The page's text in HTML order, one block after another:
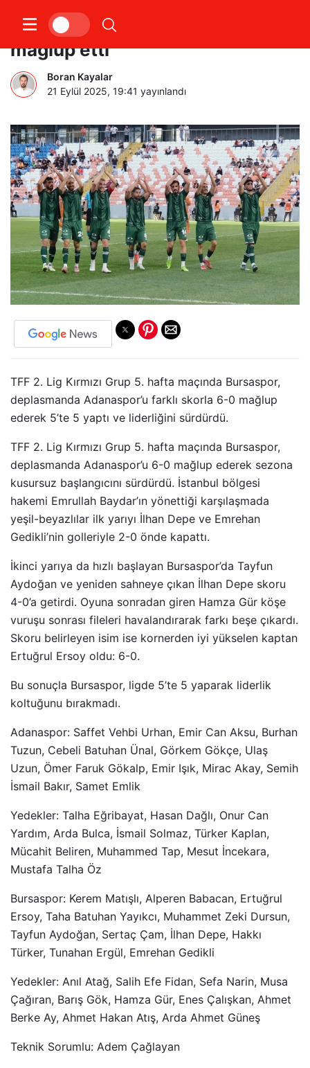
Bursaspor, Adanaspor’u 6-0
mağlup etti
Boran Kayalar
21 Eylül 2025, 19:41 yayınlandı
TFF 2. Lig Kırmızı Grup 5. hafta maçında Bursaspor,
deplasmanda Adanaspor’u farklı skorla 6-0 mağlup
ederek 5’te 5 yaptı ve liderliğini sürdürdü.
TFF 2. Lig Kırmızı Grup 5. hafta maçında Bursaspor,
deplasmanda Adanaspor’u 6-0 mağlup ederek sezona
kusursuz başlangıcını sürdürdü. İstanbul bölgesi
hakemi Emrullah Baydar’ın yönettiği karşılaşmada
yeşil-beyazlılar ilk yarıyı İlhan Depe ve Emrehan
Gedikli’nin golleriyle 2-0 önde kapattı.
İkinci yarıya da hızlı başlayan Bursaspor’da Tayfun
Aydoğan ve yeniden sahneye çıkan İlhan Depe skoru
4-0’a getirdi. Oyuna sonradan giren Hamza Gür köşe
vuruşu sonrası fileleri havalandırarak farkı beşe çıkardı.
Skoru belirleyen isim ise kornerden iyi yükselen kaptan
Ertuğrul Ersoy oldu: 6-0.
Bu sonuçla Bursaspor, ligde 5’te 5 yaparak liderlik
koltuğunu bırakmadı.
Adanaspor: Saffet Vehbi Urhan, Emir Can Aksu, Burhan
Tuzun, Cebeli Batuhan Ünal, Görkem Gökçe, Ulaş
Uzun, Ömer Faruk Gökalp, Emir Işık, Mirac Akay, Semih
İsmail Bakır, Samet Emlik
Yedekler: Talha Eğribayat, Hasan Dağlı, Onur Can
Yardım, Arda Bulca, İsmail Solmaz, Türker Kaplan,
Mücahit Beliren, Muhammed Tap, Mesut İncekara,
Mustafa Talha Öz
Bursaspor: Kerem Matışlı, Alperen Babacan, Ertuğrul
Ersoy, Taha Batuhan Yayıkcı, Muhammet Zeki Dursun,
Tayfun Aydoğan, Sertaç Çam, İlhan Depe, Hakkı
Türker, Tunahan Ergül, Emrehan Gedikli
Yedekler: Anıl Atağ, Salih Efe Fidan, Sefa Narin, Musa
Çağıran, Barış Gök, Hamza Gür, Enes Çalışkan, Ahmet
Berke Ay, Ahmet Hakan Atış, Arda Ahmet Güneş
Teknik Sorumlu: Adem Çağlayan